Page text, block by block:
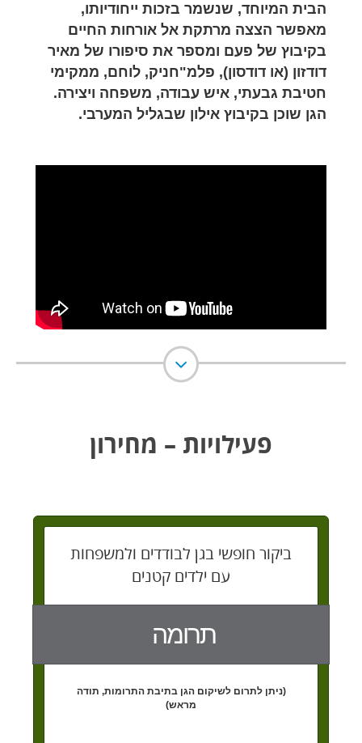
הבית המיוחד, שנשמר בזכות ייחודיותו,
מאפשר הצצה מרתקת אל אורחות החיים
בקיבוץ של פעם ומספר את סיפורו של מאיר
דודזון (או דודסון), פלמ"חניק, לוחם, ממקימי
חטיבת גבעתי, איש עבודה, משפחה ויצירה.
הגן שוכן בקיבוץ אילון שבגליל המערבי.
פעילויות – מחירון
ביקור חופשי בגן לבודדים ולמשפחות
עם ילדים קטנים
תרומה
(ניתן לתרום לשיקום הגן בתיבת התרומות, תודה
מראש)